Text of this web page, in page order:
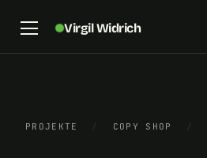
Virgil Widrich
PROJEKTE / COPY SHOP /